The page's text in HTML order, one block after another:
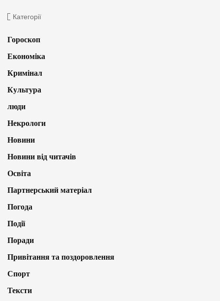
Категорії
Гороскоп
Економіка
Кримінал
Культура
люди
Некрологи
Новини
Новини від читачів
Освіта
Партнерський матеріал
Погода
Події
Поради
Привітання та поздоровлення
Спорт
Тексти